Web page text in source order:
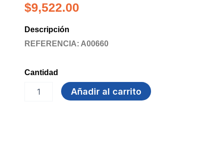
$9,522.00
Descripción
REFERENCIA: A00660
Cantidad
ACOPLE
Añadir al carrito